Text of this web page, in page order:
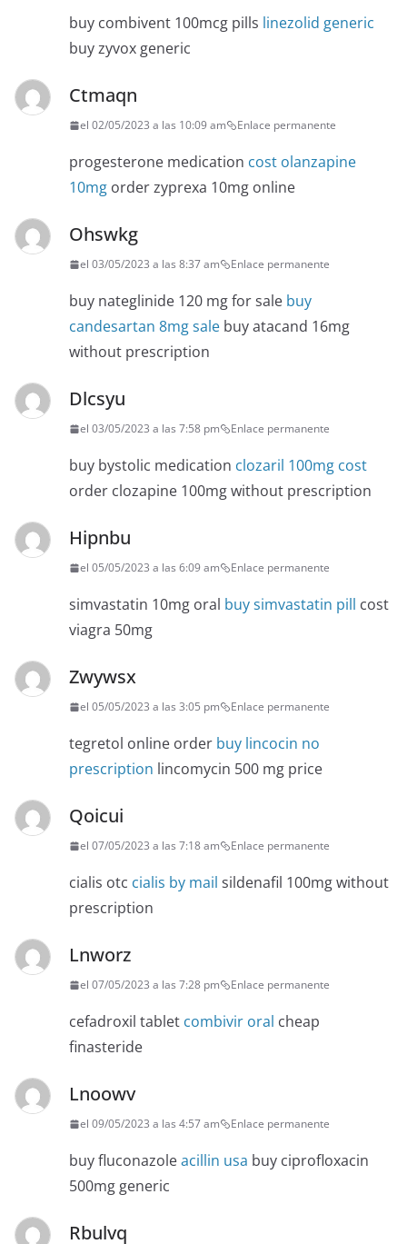
buy combivent 100mcg pills linezolid generic
buy zyvox generic
Ctmaqn
el 02/05/2023 a las 10:09 am Enlace permanente
progesterone medication cost olanzapine
10mg order zyprexa 10mg online
Ohswkg
el 03/05/2023 a las 8:37 am Enlace permanente
buy nateglinide 120 mg for sale buy
candesartan 8mg sale buy atacand 16mg
without prescription
Dlcsyu
el 03/05/2023 a las 7:58 pm Enlace permanente
buy bystolic medication clozaril 100mg cost
order clozapine 100mg without prescription
Hipnbu
el 05/05/2023 a las 6:09 am Enlace permanente
simvastatin 10mg oral buy simvastatin pill cost
viagra 50mg
Zwywsx
el 05/05/2023 a las 3:05 pm Enlace permanente
tegretol online order buy lincocin no
prescription lincomycin 500 mg price
Qoicui
el 07/05/2023 a las 7:18 am Enlace permanente
cialis otc cialis by mail sildenafil 100mg without
prescription
Lnworz
el 07/05/2023 a las 7:28 pm Enlace permanente
cefadroxil tablet combivir oral cheap
finasteride
Lnoowv
el 09/05/2023 a las 4:57 am Enlace permanente
buy fluconazoleacillin usa buy ciprofloxacin
500mg generic
Rbulvq